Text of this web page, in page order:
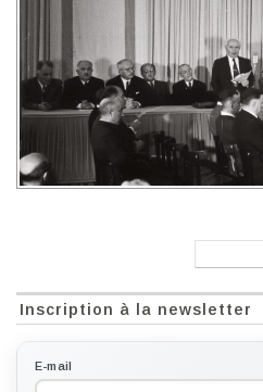
Recherche:
Inscription à la newsletter
E-mail